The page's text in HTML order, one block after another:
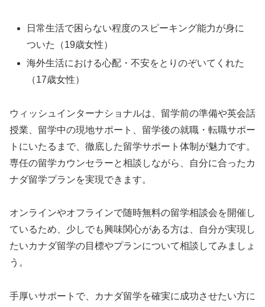
日常生活で困らない程度のスピーキング能力が身に
ついた（19歳女性）
海外生活における心配・不安をとりのぞいてくれた
（17歳女性）
ウィッシュインターナショナルは、留学前の準備や英会話
授業、留学中の現地サポート、留学後の就職・転職サポー
トにいたるまで、徹底した留学サポート体制が魅力です。
専任の留学カウンセラーと相談しながら、自分に合ったカ
ナダ留学プランを実現できます。
オンラインやオフラインで随時無料の留学相談会を開催し
ているため、少しでも興味関心がある方は、自分が実現し
たいカナダ留学の目標やプランについて相談してみましょ
う。
手厚いサポートで、カナダ留学を確実に成功させたい方に